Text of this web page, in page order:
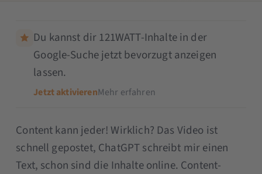
Du kannst dir 121WATT-Inhalte in der
Google-Suche jetzt bevorzugt anzeigen
lassen.
Jetzt aktivierenMehr erfahren
Content kann jeder! Wirklich? Das Video ist
schnell gepostet, ChatGPT schreibt mir einen
Text, schon sind die Inhalte online. Content-